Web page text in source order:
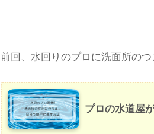
前回、水回りのプロに洗面所の
プロの水道屋